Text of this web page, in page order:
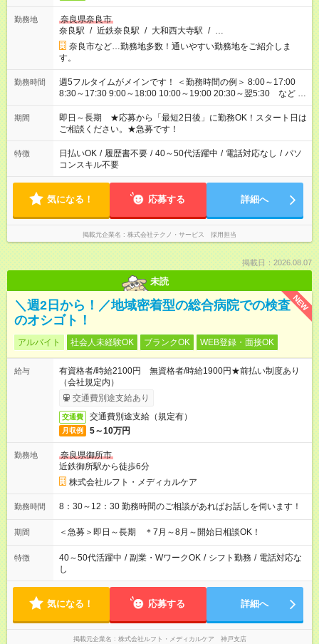
勤務地
奈良県奈良市
奈良駅 / 近鉄奈良駅 / 大和西大寺駅 / …
奈良市など…勤務地多数！通いやすい勤務地をご紹介しま
す。
勤務時間
週5フルタイムがメインです！ ＜勤務時間の例＞ 8:00～17:00
8:30～17:30 9:00～18:00 10:00～19:00 20:30～翌5:30 など ★
その他にも勤務時間多数！ 日勤のみ、残業なし、交替制など
ご希望を教えてください！
期間
即日～長期 ★応募から「最短2日後」に勤務OK！スタート日は
ご相談ください。★急募です！
特徴 日払いOK / 履歴書不要 / 40～50代活躍中 / 電話対応なし / パソ
コンスキル不要
気になる！ 応募する 詳細へ
掲載元企業名 株式会社テクノ・サービス 採用担当
掲載日：2026.08.07
未読
NEW
＼週2日から！／地域密着型の総合病院での検査
のオシゴト！
アルバイト 社会人未経験OK ブランクOK WEB登録・面接OK
給与
有資格者/時給2100円 無資格者/時給1900円★前払い制度あり
（会社規定内）
交通費別途支給あり
交通費 交通費別途支給（規定有）
月収例 5～10万円
勤務地
奈良県御所市
近鉄御所駅から徒歩6分
株式会社ルフト・メディカルケア
勤務時間 8：30～12：30 勤務時間のご相談があればお話しを伺います！
期間 ＜急募＞即日～長期 ＊7月～8月～開始日相談OK！
特徴 40～50代活躍中 / 副業・WワークOK / シフト勤務 / 電話対応な
し
気になる！ 応募する 詳細へ
掲載元企業名 株式会社ルフト・メディカルケア 神戸支店